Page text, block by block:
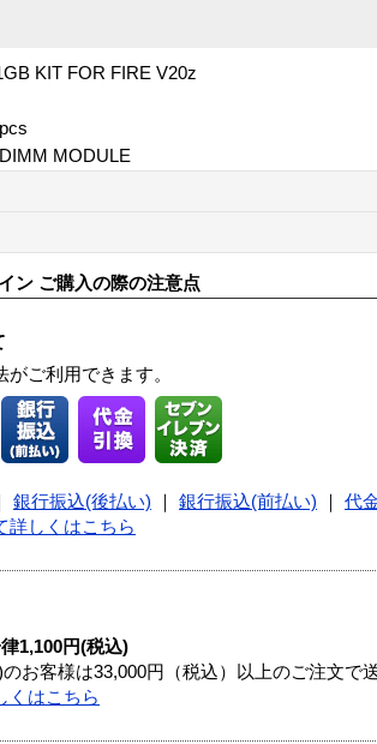
KIT FOR FIRE V20z
MODULE
ン ご購入の際の注意点
ご利用できます。
銀行振込(後払い) 銀行振込(前払い) 代
詳しくはこちら
1,100円(税込)
お客様は33,000円（税込）以上のご注文で
くはこちら